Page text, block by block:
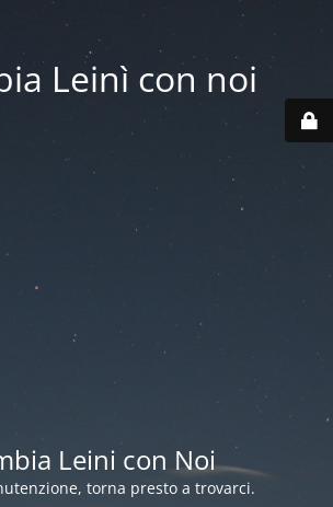
Leinì con noi
Leini con Noi
torna presto a trovarci.